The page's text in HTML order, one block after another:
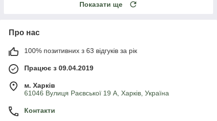
Показати ще
Про нас
100% позитивних з 63 відгуків за рік
Працює з 09.04.2019
м. Харків
61046 Вулиця Раєвської 19 А, Харків, Україна
Контакти